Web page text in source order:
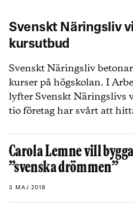
Svenskt Näringsliv
kursutbud
Svenskt Näringsliv
kurser på högskolan. I
lyfter Svenskt Näringslivs
tio företag har svårt att
Carola Lemne vill
”svenska drömmen”
3 MAJ 2018